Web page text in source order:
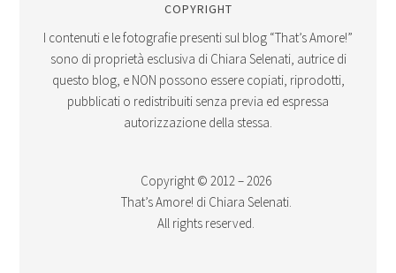
COPYRIGHT
I contenuti e le fotografie presenti sul blog “That’s Amore!”
sono di proprietà esclusiva di Chiara Selenati, autrice di
questo blog, e NON possono essere copiati, riprodotti,
pubblicati o redistribuiti senza previa ed espressa
autorizzazione della stessa.
Copyright © 2012 – 2026
That’s Amore! di Chiara Selenati.
All rights reserved.